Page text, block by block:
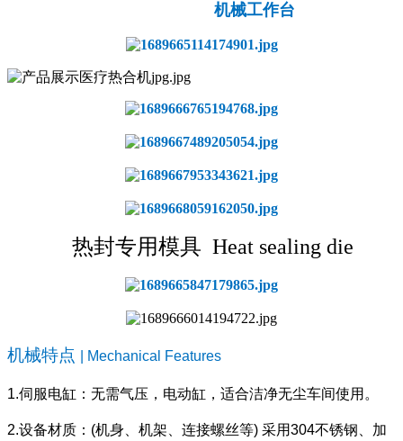
机械工作台
热封专用模具 Heat sealing die
机械特点 | Mechanical Features
1.伺服电缸：无需气压，电动缸，适合洁净无尘车间使用。
2.设备材质： (机身、机架、连接螺丝等) 采用304不锈钢、加